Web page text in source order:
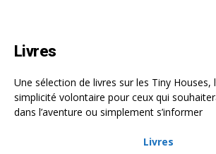
Livres
Une sélection de livres sur les Tiny
simplicité volontaire pour ceux qui
dans l’aventure ou simplement s’informer
Livres